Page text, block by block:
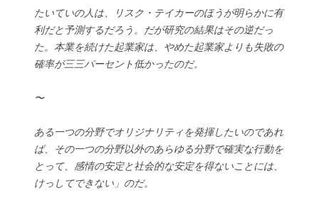
たいていの人は、リスク・テイカーのほうが明らかに有
利だと予測するだろう。だが研究の結果はその逆だっ
た。本業を続けた起業家は、やめた起業家よりも失敗の
確率が三三パーセント低かったのだ。
〜
ある一つの分野でオリジナリティを発揮したいのであれ
ば、その一つの分野以外のあらゆる分野で確実な行動を
とって、感情の安定と社会的な安定を得ないことには、
けっしてできない」のだ。